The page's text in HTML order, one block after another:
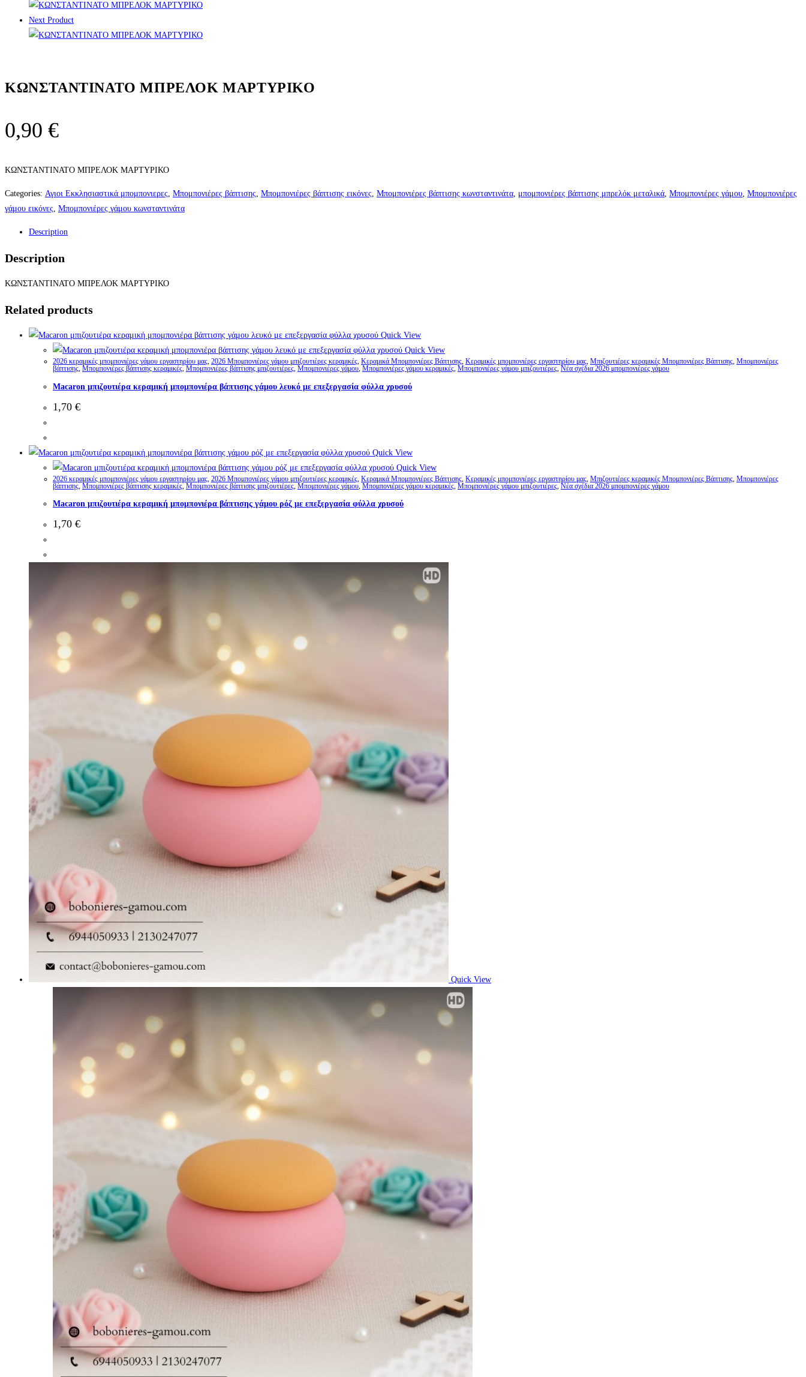
Next Product
ΚΩΝΣΤΑΝΤΙΝΑΤΟ ΜΠΡΕΛΟΚ ΜΑΡΤΥΡΙΚΟ
0,90 €
ΚΩΝΣΤΑΝΤΙΝΑΤΟ ΜΠΡΕΛΟΚ ΜΑΡΤΥΡΙΚΟ
Categories: Αγιοι Εκκλησιαστικά μπομπονιερες, Μπομπονιέρες βάπτισης, Μπομπονιέρες βάπτισης εικόνες, Μπομπονιέρες βάπτισης κωνσταντινάτα, μπομπονιέρες βάπτισης μπρελόκ μεταλικά, Μπομπονιέρες γάμου, Μπομπονιέρες
γάμου εικόνες, Μπομπονιέρες γάμου κωνσταντινάτα
Description
Description
ΚΩΝΣΤΑΝΤΙΝΑΤΟ ΜΠΡΕΛΟΚ ΜΑΡΤΥΡΙΚΟ
Related products
Quick View
Quick View
2026 κεραμικές μπομπονιέρες γάμου εργαστηρίου μας, 2026 Μπομπονιέρες γάμου μπιζουτιέρες κεραμικές, Κεραμικά Μπομπονιέρες Βάπτισης, Κεραμικές μπομπονιέρες εργαστηρίου μας, Μπιζουτιέρες κεραμικές Μπομπονιέρες Βάπτισης, Μπομπονιέρες
βάπτισης, Μπομπονιέρες βάπτισης κεραμικές, Μπομπονιέρες βάπτισης μπιζουτιέρες, Μπομπονιέρες γάμου, Μπομπονιέρες γάμου κεραμικές, Μπομπονιέρες γάμου μπιζουτιέρες, Νέα σχέδια 2026 μπομπονιέρες γάμου
Macaron μπιζουτιέρα κεραμική μπομπονιέρα βάπτισης γάμου λευκό με επεξεργασία φύλλα χρυσού
1,70 €
Quick View
Quick View
2026 κεραμικές μπομπονιέρες γάμου εργαστηρίου μας 2026 Μπομπονιέρες γάμου μπιζουτιέρες κεραμικές Κεραμικά Μπομπονιέρες Βάπτισης Κεραμικές μπομπονιέρες εργαστηρίου μας Μπιζουτιέρες κεραμικές Μπομπονιέρες Βάπτισης Μπομπονιέρες
βάπτισης Μπομπονιέρες βάπτισης κεραμικές, Μπομπονιέρες βάπτισης μπιζουτιέρες Μπομπονιέρες γάμου Μπομπονιέρες γάμου κεραμικές Μπομπονιέρες γάμου μπιζουτιέρες Νέα σχέδια 2026 μπομπονιέρες γάμου
Macaron μπιζουτιέρα κεραμική μπομπονιέρα βάπτισης γάμου ρόζ με επεξεργασία φύλλα χρυσού
1,70 €
Quick View